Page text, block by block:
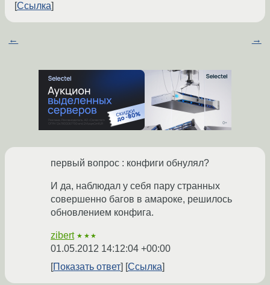
Ссылка
← →
первый вопрос : конфиги обнулял?
И да, наблюдал у себя пару странных
совершенно багов в амароке, решилось
обновлением конфига.
zibert ★★★
01.05.2012 14:12:04 +00:00
Показать ответ
Ссылка